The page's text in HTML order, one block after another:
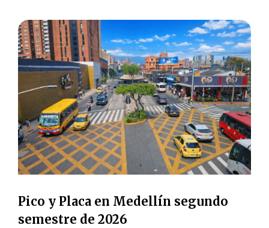
Pico y Placa en Medellín segundo
semestre de 2026